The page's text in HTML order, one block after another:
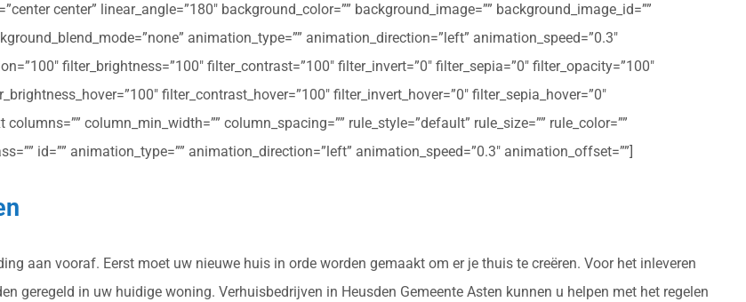
center” linear_angle=”180″ background_color=”” background_image=”” background_image_id=””
animation_type=”” animation_direction=”left” animation_speed=”0.3″
filter_brightness=”100″ filter_contrast=”100″ filter_invert=”0″ filter_sepia=”0″ filter_opacity=”100″
filter_contrast_hover=”100″ filter_invert_hover=”0″ filter_sepia_hover=”0″
column_min_width=”” column_spacing=”” rule_style=”default” rule_size=”” rule_color=””
id=”” animation_type=”” animation_direction=”left” animation_speed=”0.3″ animation_offset=””]
aan vooraf. Eerst moet uw nieuwe huis in orde worden gemaakt om er je thuis te creëren. Voor het inleveren
geregeld in uw huidige woning. Verhuisbedrijven in Heusden Gemeente Asten kunnen u helpen met het regelen